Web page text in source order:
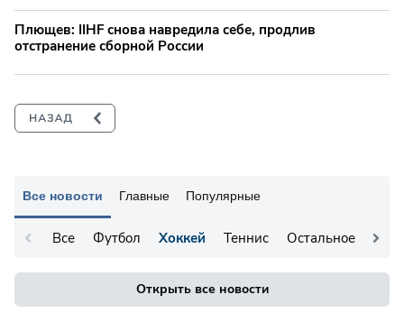
Все новости Главные Популярные
Все Футбол Хоккей Теннис Остальное
Открыть все новости
Плющев: IIHF снова навредила себе, продлив
отстранение сборной России